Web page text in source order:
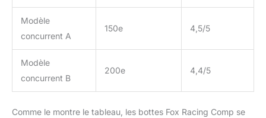
Modèle
concurrent A
150e 4,5/5
Modèle
concurrent B
200e 4,4/5
Comme le montre le tableau, les bottes Fox Racing Comp se